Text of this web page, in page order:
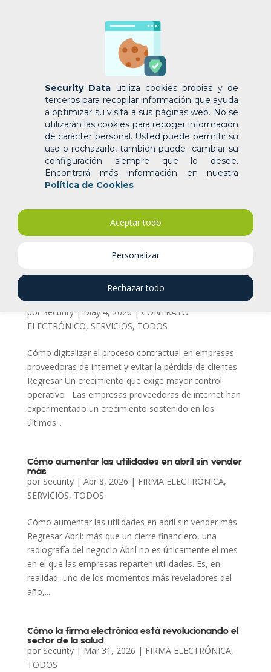
Security Data utiliza cookies propias y de
terceros para recopilar información que ayuda
a optimizar su visita a sus páginas web. No se
utilizarán las cookies para recoger información
de carácter personal. Usted puede permitir su
uso o rechazarlo, también puede cambiar su
configuración siempre que lo desee.
Encontrará más información en nuestra
Política de Cookies
Personalizar
Rechazar todo
Aceptar todo
La venta no termina cuando el cliente acepta,
termina cuando el proceso responde
Security|May 8, 2026 |CONTRATO
ELECTRÓNICO,SERVICIOS,TODOS
La venta no termina cuando el cliente acepta, termina
cuando el proceso responde Regresar En empresas
competencia. Muchas veces, el verdadero problema
empresas proveedoras de internet y evitar la
pérdida de clientes
por Security| May 4, 2026 | CONTRATO
ELECTRÓNICO, SERVICIOS, TODOS
Cómo digitalizar el proceso contractual en empresas
proveedoras de internet y evitar la pérdida de clientes
Regresar Un crecimiento que exige mayor control
operativo Las empresas proveedoras de internet han
experimentado un crecimiento sostenido en los
últimos...
Cómo aumentar las utilidades en abril sin vender
más
por Security| Abr 8, 2026 | FIRMA ELECTRÓNICA,
SERVICIOS, TODOS
Cómo aumentar las utilidades en abril sin vender más
Regresar Abril: más que un cierre financiero, una
radiografía del negocio Abril no es únicamente el mes
en el que las empresas reparten utilidades. Es, en
realidad, uno de los momentos más reveladores del
año,...
Cómo la firma electrónica está revolucionando el
sector de la salud
por Security| Mar 31, 2026 | FIRMA ELECTRÓNICA,
TODOS